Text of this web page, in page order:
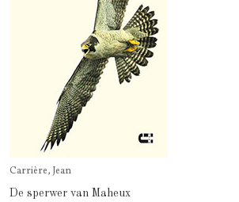
Carrière, Jean
De sperwer van Maheux